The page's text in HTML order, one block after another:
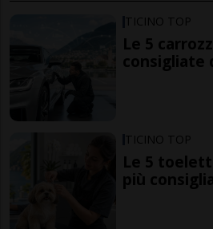
TICINO TOP
Le 5
consigliate
TICINO TOP
Le 5
più